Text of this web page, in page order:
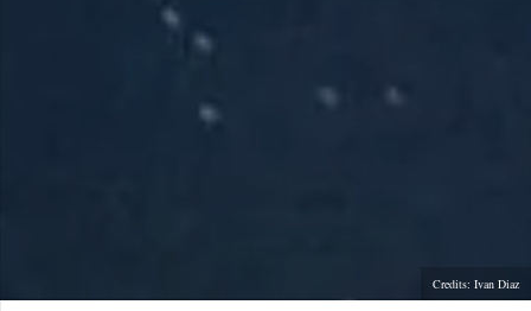
Credits: Ivan Diaz